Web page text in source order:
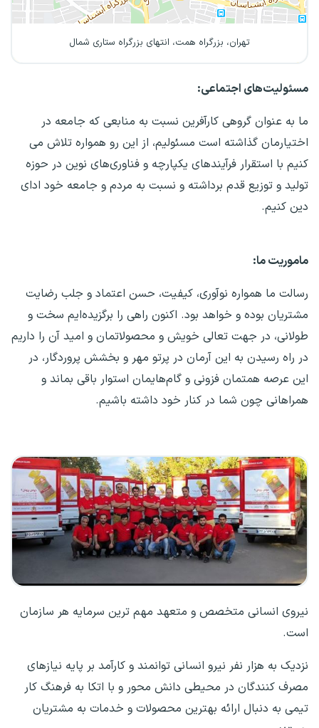
تهران، بزرگراه همت، انتهای بزرگراه ستاری شمال
مسئولیت‌های اجتماعی:
ما به عنوان گروهی کارآفرین نسبت به منابعی که جامعه در
اختیارمان گذاشته است مسئولیم، از این رو همواره تلاش می
کنیم با استقرار فرآیندهای یکپارچه و فناوری‌های نوین در حوزه
تولید و توزیع قدم برداشته و نسبت به مردم و جامعه خود ادای
دین کنیم.
ماموریت ما:
رسالت ما همواره نوآوری، کیفیت، حسن اعتماد و جلب رضایت
مشتریان بوده و خواهد بود. اکنون راهی را برگزیده‌ایم سخت و
طولانی، در جهت تعالی خویش و محصولاتمان و امید آن را داریم
در راه رسیدن به این آرمان در پرتو مهر و بخشش پروردگار، در
این عرصه همتمان فزونی و گام‌هایمان استوار باقی بماند و
همراهانی چون شما در کنار خود داشته باشیم.
نیروی انسانی متخصص و متعهد مهم ترین سرمایه هر سازمان
است.
نزدیک به هزار نفر نیرو انسانی توانمند و کارآمد بر پایه نیازهای
مصرف کنندگان در محیطی دانش محور و با اتکا به فرهنگ کار
تیمی به دنبال ارائه بهترین محصولات و خدمات به مشتریان